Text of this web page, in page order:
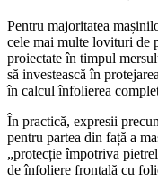
Pentru majoritatea
cele mai multe lovituri de
proiectate în timpul
să investească în
în calcul înfolierea
În practică, expresii
pentru partea din față a
„protecție împotriva
de înfoliere frontală cu